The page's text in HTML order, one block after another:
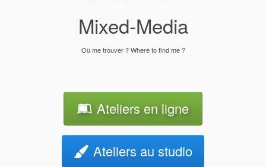
Mixed-Media
Où me trouver ? Where to find me ?
Ateliers en ligne
Ateliers au studio